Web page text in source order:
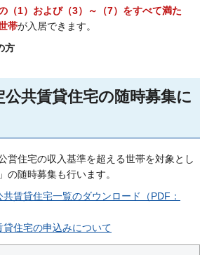
（1）および（3）～（7）をすべて満た
帯が入居できます。
方
公共賃貸住宅の随時募集に
営住宅の収入基準を超える世帯を対象とし
の随時募集も行います。
賃貸住宅一覧のダウンロード（PDF：
住宅の申込みについて